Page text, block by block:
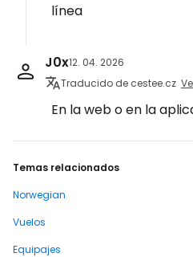
línea
J0x12. 04. 2026
Traducido de cestee.cz
En la web o en la
Temas relacionados
Norwegian
Vuelos
Equipajes